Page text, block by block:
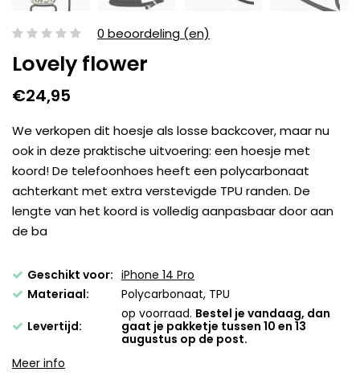
0 beoordeling (en)
Lovely flower
€24,95
We verkopen dit hoesje als losse backcover, maar nu
ook in deze praktische uitvoering: een hoesje met
koord! De telefoonhoes heeft een polycarbonaat
achterkant met extra verstevigde TPU randen. De
lengte van het koord is volledig aanpasbaar door aan
de ba
Geschikt voor: iPhone 14 Pro
Materiaal:
Polycarbonaat, TPU
Levertijd:
op voorraad. Bestel je vandaag, dan
gaat je pakketje tussen 10 en 13
augustus op de post.
Meer info